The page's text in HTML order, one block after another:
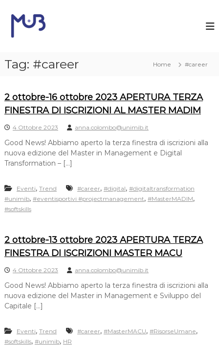
i
b
Tag: #career Home #career
2 ottobre-16 ottobre 2023 APERTURA TERZA
FINESTRA DI ISCRIZIONI AL MASTER MADIM
4 Ottobre 2023 anna.colombo@unimib.it
Good News! Abbiamo aperto la terza finestra di iscrizioni alla
nuova edizione del Master in Management e Digital
Transformation – […]
Eventi, Trend #career, #digital, #digitaltransformation
#unimib, #eventisportivi #projectmanagement, #MasterMADIM,
#softskills
2 ottobre-13 ottobre 2023 APERTURA TERZA
FINESTRA DI ISCRIZIONI MASTER MACU
4 Ottobre 2023 anna.colombo@unimib.it
Good News! Abbiamo aperto la terza finestra di iscrizioni alla
nuova edizione del Master in Management e Sviluppo del
Capitale […]
Eventi, Trend #career, #MasterMACU, #RisorseUmane,
#softskills, #unimib, HR